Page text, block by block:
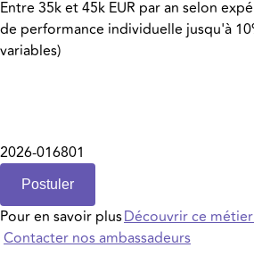
Entre 35k et 45k EUR par an selon
de performance individuelle jusqu'à
variables)
2026-016801
Postuler
Pour en savoir plusDécouvrir ce
Contacter nos ambassadeurs